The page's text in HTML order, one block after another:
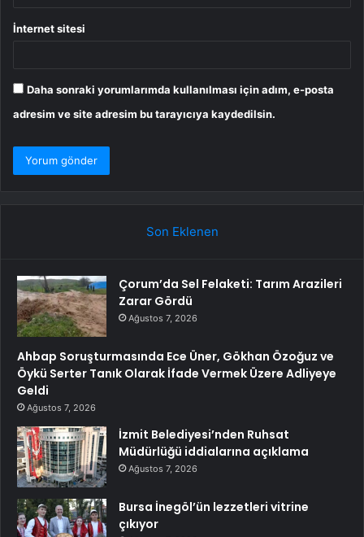
İnternet sitesi
Daha sonraki yorumlarımda kullanılması için adım, e-posta
adresim ve site adresim bu tarayıcıya kaydedilsin.
Son Eklenen
Çorum’da Sel Felaketi: Tarım Arazileri
Zarar Gördü
Ağustos 7, 2026
Ahbap Soruşturmasında Ece Üner, Gökhan Özoğuz ve
Öykü Serter Tanık Olarak İfade Vermek Üzere Adliyeye
Geldi
Ağustos 7, 2026
İzmit Belediyesi’nden Ruhsat
Müdürlüğü iddialarına açıklama
Ağustos 7, 2026
Bursa İnegöl’ün lezzetleri vitrine
çıkıyor